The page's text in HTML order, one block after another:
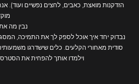
הזדקנות מואצת, כאבים, לחצים נפשיים ועוד).
נבין מה
נבדוק יחד איך אוכל לספק לך את התמיכה,
סודית מאחורי הקלעים. כלים שישדרגו
וילמדו אותך להפחית את